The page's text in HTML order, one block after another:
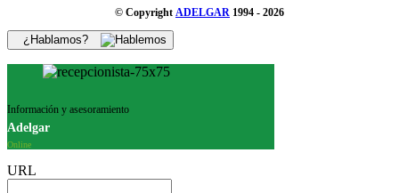
© Copyright ADELGAR 1994 - 2026
¿Hablamos?
Información y asesoramiento
Adelgar
Online
URL